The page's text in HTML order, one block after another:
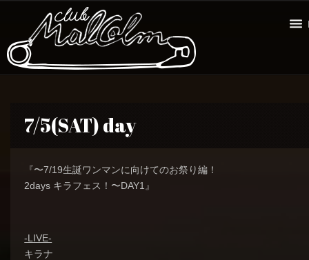
7/5(SAT) day
『〜7/19生誕ワンマンに向けてのお祭り編！
2days キラフェス！〜DAY1』
-LIVE-
キラナ